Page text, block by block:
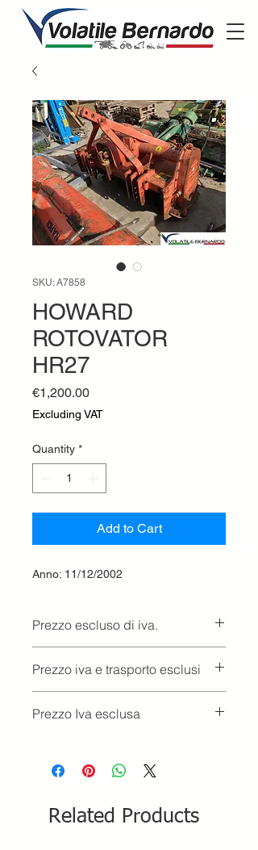
SKU: A7858
HOWARD
ROTOVATOR
HR27
€1,200.00Price
Excluding VAT
Quantity *
Add to Cart
Anno: 11/12/2002
Prezzo escluso di iva.
Prezzo iva e trasporto esclusi
Prezzo Iva esclusa
Related Products